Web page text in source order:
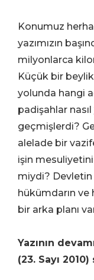
Konumuz
yazımızın
milyonlarca
Küçük bir
yolunda hangi
padişahlar
geçmişlerdi?
alelade bir
işin
miydi? Devletin
hükümdarın ve
bir arka planı
Yazının
(23. Sayı